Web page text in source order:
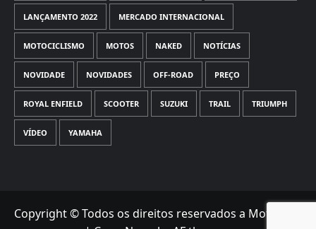
LANÇAMENTO 2022 MERCADO INTERNACIONAL
MOTOCICLISMO MOTOS NAKED NOTÍCIAS
NOVIDADE NOVIDADES OFF-ROAD PREÇO
ROYAL ENFIELD SCOOTER SUZUKI TRAIL TRIUMPH
VÍDEO YAMAHA
Copyright © Todos os direitos reservados a Motorede